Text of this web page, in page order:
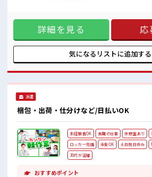
≪20代の方が多数活躍中の職場≫
休憩室でホッと一息リフレッシュ！
ロッカーあり！
安心してお仕事に集中♪
≪1日1時間程の残業で収入アップ≫ 残業
ほどよく稼げます♪ ≪週休2日制≫ 週末は
にプライベート満喫！ ≪モチベーション
れば髪型や髪色自由♪ (規定有)制服があ
悩まずOK♪ ≪未経験OKの仕事≫ 新しい
るのは不安だけど、 しっかり働く環境が
なお仕事をご提案≫ 一人で悩まず気軽に
お仕事です！ ■職場の雰囲気 髪型にこだわりのあるアナタは
仕事に集中♪
詳細を見る 応
気になるリストに追加する
派遣
梱包・出荷・仕分けなど/日払いOK
未経験者OK 長期の仕事 休憩室あり
ロッカー完備
染髪OK 土日祝日休み
30代が活躍
おすすめポイント